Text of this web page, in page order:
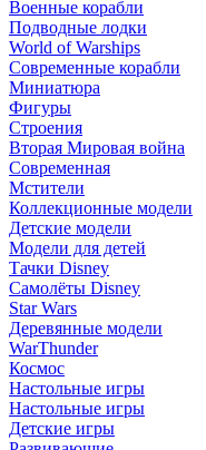
Военные корабли
Подводные лодки
World of Warships
Современные корабли
Миниатюра
Фигуры
Строения
Вторая Мировая война
Современная
Мстители
Коллекционные модели
Детские модели
Модели для детей
Тачки Disney
Самолёты Disney
Star Wars
Деревянные модели
WarThunder
Космос
Настольные игры
Настольные игры
Детские игры